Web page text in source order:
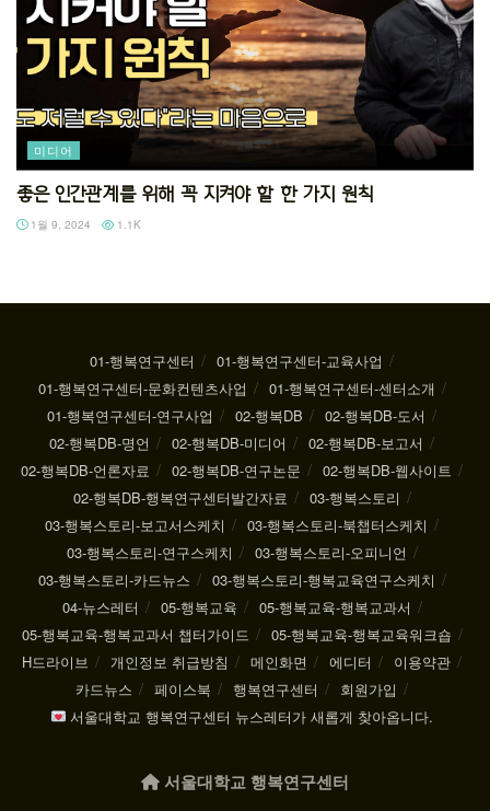
미디어
좋은 인간관계를 위해 꼭 지켜야 할 한 가지 원칙
1월 9, 2024 1.1K
01-행복연구센터
01-행복연구센터-교육사업
01-행복연구센터-문화컨텐츠사업
01-행복연구센터-센터소개
01-행복연구센터-연구사업
02-행복DB
02-행복DB-도서
02-행복DB-명언
02-행복DB-미디어
02-행복DB-보고서
02-행복DB-언론자료
02-행복DB-연구논문
02-행복DB-웹사이트
02-행복DB-행복연구센터발간자료
03-행복스토리
03-행복스토리-보고서스케치
03-행복스토리-북챕터스케치
03-행복스토리-연구스케치
03-행복스토리-오피니언
03-행복스토리-카드뉴스
03-행복스토리-행복교육연구스케치
04-뉴스레터
05-행복교육
05-행복교육-행복교과서
05-행복교육-행복교과서 챕터가이드
05-행복교육-행복교육워크숍
H드라이브
개인정보 취급방침 메인화면 에디터
이용약관
카드뉴스
페이스북 행복연구센터
회원가입
서울대학교 행복연구센터 뉴스레터가 새롭게 찾아옵니다.
서울대학교 행복연구센터